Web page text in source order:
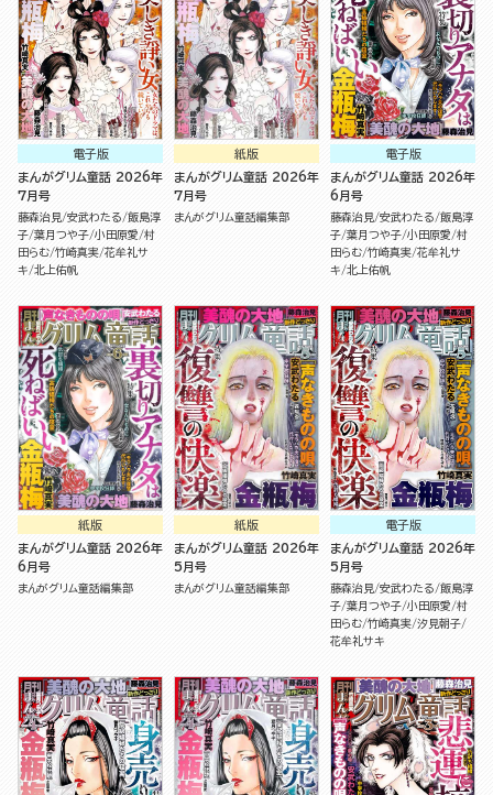
電子版
まんがグリム童話 2026年
7月号
藤森治見 安武わたる 飯島淳
子 葉月つや子 小田原愛 村
田らむ 竹崎真実 花牟礼サ
キ 北上佑帆
紙版
まんがグリム童話 2026年
7月号
まんがグリム童話編集部
電子版
まんがグリム童話 2026年
6月号
藤森治見 安武わたる 飯島淳
子 葉月つや子 小田原愛 村
田らむ 竹崎真実 花牟礼サ
キ 北上佑帆
紙版
まんがグリム童話 2026年
6月号
まんがグリム童話編集部
紙版
まんがグリム童話 2026年
5月号
まんがグリム童話編集部
電子版
まんがグリム童話 2026年
5月号
藤森治見 安武わたる 飯島淳
子 葉月つや子 小田原愛 村
田らむ 竹崎真実 汐見朝子
花牟礼サキ